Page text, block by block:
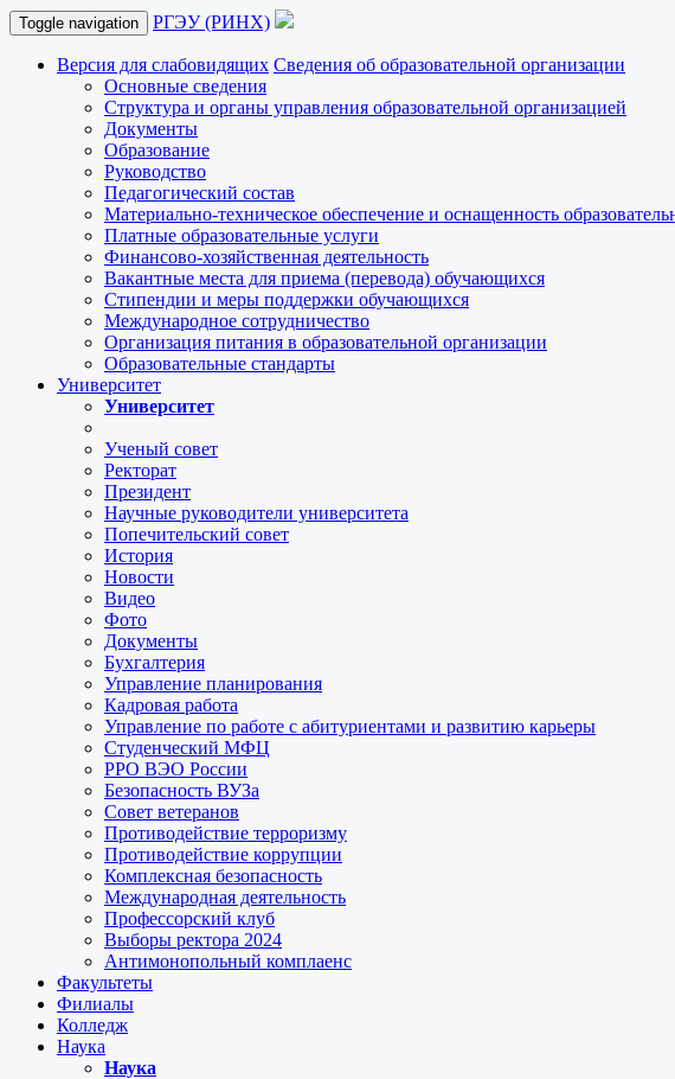
Toggle navigation РГЭУ (РИНХ)
Версия для слабовидящих Сведения об образовательной организации
Основные сведения
Структура и органы управления образовательной организацией
Документы
Образование
Руководство
Педагогический состав
Материально-техническое обеспечение и оснащенность
Платные образовательные услуги
Финансово-хозяйственная деятельность
Вакантные места для приема (перевода) обучающихся
Стипендии и меры поддержки обучающихся
Международное сотрудничество
Организация питания в образовательной организации
Образовательные стандарты
Университет
Университет
Ученый совет
Ректорат
Президент
Научные руководители университета
Попечительский совет
История
Новости
Видео
Фото
Документы
Бухгалтерия
Управление планирования
Кадровая работа
Управление по работе с абитуриентами и развитию карьеры
Студенческий МФЦ
РРО ВЭО России
Безопасность ВУЗа
Совет ветеранов
Противодействие терроризму
Противодействие коррупции
Комплексная безопасность
Международная деятельность
Профессорский клуб
Выборы ректора 2024
Антимонопольный комплаенс
Факультеты
Филиалы
Колледж
Наука
Наука